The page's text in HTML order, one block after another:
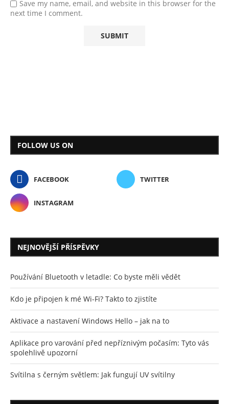
Save my name, email, and website in this browser for the
next time I comment.
FOLLOW US ON
FACEBOOK TWITTER
INSTAGRAM
NEJNOVĚJŠÍ PŘÍSPĚVKY
Používání Bluetooth v letadle: Co byste měli vědět
Kdo je připojen k mé Wi-Fi? Takto to zjistíte
Aktivace a nastavení Windows Hello – jak na to
Aplikace pro varování před nepříznivým počasím: Tyto vás
spolehlivě upozorní
Svítilna s černým světlem: Jak fungují UV svítilny